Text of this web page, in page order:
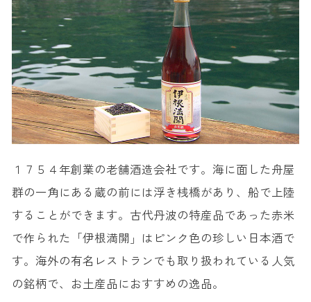
１７５４年創業の老舗酒造会社です。海に面した舟屋
群の一角にある蔵の前には浮き桟橋があり、船で上陸
することができます。古代丹波の特産品であった赤米
で作られた「伊根満開」はピンク色の珍しい日本酒で
す。海外の有名レストランでも取り扱われている人気
の銘柄で、お土産品におすすめの逸品。